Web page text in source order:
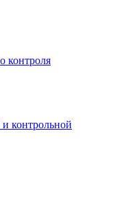
контроля
контрольной